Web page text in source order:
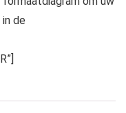
de